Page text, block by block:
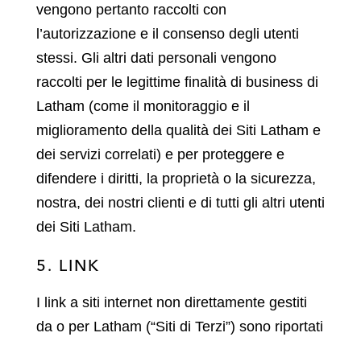
vengono pertanto raccolti con
l’autorizzazione e il consenso degli utenti
stessi. Gli altri dati personali vengono
raccolti per le legittime finalità di business di
Latham (come il monitoraggio e il
miglioramento della qualità dei Siti Latham e
dei servizi correlati) e per proteggere e
difendere i diritti, la proprietà o la sicurezza,
nostra, dei nostri clienti e di tutti gli altri utenti
dei Siti Latham.
5. LINK
I link a siti internet non direttamente gestiti
da o per Latham (“Siti di Terzi”) sono riportati